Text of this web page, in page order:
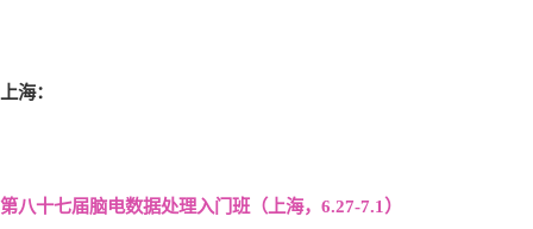
上海：
第八十七届脑电数据处理入门班（上海，6.27-7.1 ）